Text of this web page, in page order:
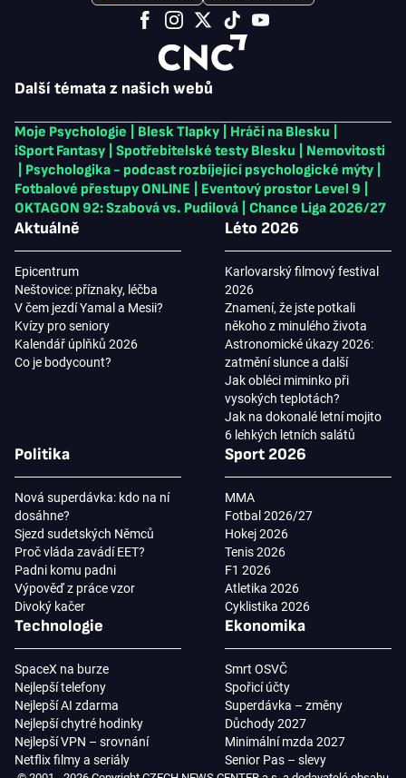
Další témata z našich webů
Moje Psychologie Blesk Tlapky Hráči na Blesku
iSport Fantasy
Spotřebitelské testy Blesku
Nemovitosti
Psychologika - podcast rozbíjející psychologické mýty
Fotbalové přestupy ONLINE
Eventový prostor Level 9
OKTAGON 92: Szabová vs. Pudilová
Chance Liga 2026/27
Aktuálně
Epicentrum
Neštovice: příznaky, léčba
V čem jezdí Yamal a Mesii?
Kvízy pro seniory
Kalendář úplňků 2026
Co je bodycount?
Léto 2026
Karlovarský filmový festival
2026
Znamení, že jste potkali
někoho z minulého života
Astronomické úkazy 2026:
zatmění slunce a další
Jak obléci miminko při
vysokých teplotách?
Jak na dokonalé letní mojito
6 lehkých letních salátů
Politika
Nová superdávka: kdo na ní
dosáhne?
Sjezd sudetských Němců
Proč vláda zavádí EET?
Padni komu padni
Výpověď z práce vzor
Divoký kačer
Sport 2026
MMA
Fotbal 2026/27
Hokej 2026
Tenis 2026
F1 2026
Atletika 2026
Cyklistika 2026
Technologie
SpaceX na burze
Nejlepší telefony
Nejlepší AI zdarma
Nejlepší chytré hodinky
Nejlepší VPN – srovnání
Netflix filmy a seriály
Ekonomika
Smrt OSVČ
Spořicí účty
Superdávka – změny
Důchody 2027
Minimální mzda 2027
Senior Pas – slevy